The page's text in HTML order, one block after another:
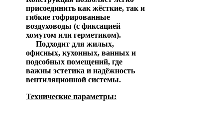
присоединить как жёсткие, так и
гибкие гофрированные
воздуховоды (с фиксацией
хомутом или герметиком).
Подходит для жилых,
офисных, кухонных, ванных и
подсобных помещений, где
важны эстетика и надёжность
вентиляционной системы.
Технические параметры: